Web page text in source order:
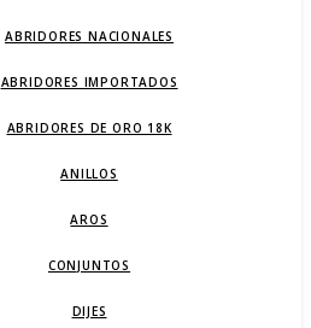
ABRIDORES NACIONALES
ABRIDORES IMPORTADOS
ABRIDORES DE ORO 18K
ANILLOS
AROS
CONJUNTOS
DIJES